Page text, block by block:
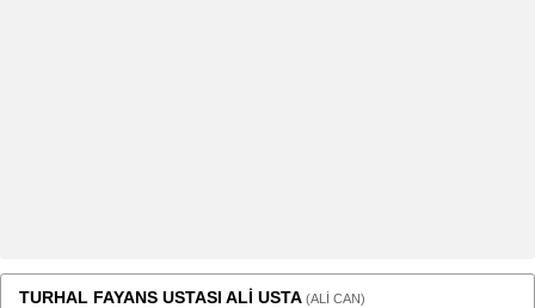
TURHAL FAYANS USTASI ALİ USTA (ALİ CAN)